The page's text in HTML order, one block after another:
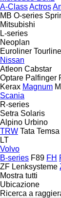
A-ClassActros
MB O-series
Mitsubishi
L-series
Neoplan
Euroliner
Nissan
Atleon Cabstar
Optare Palfinger
Kerax Magnum
Scania
R-series
Setra Solaris
Alpino Urbino
TRW Tata Temsa
LT
Volvo
B-series F89 FH
ZF Lenksysteme
Mostra tutti
Ubicazione
Ricerca a